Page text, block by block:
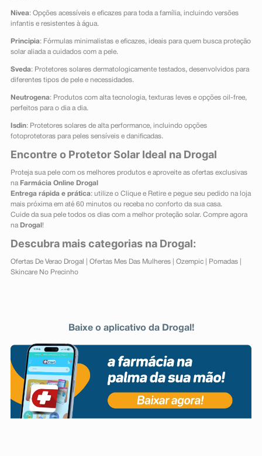
Nivea: Opções acessíveis e eficazes para toda a família, incluindo versões
infantis e resistentes à água.
Principia: Fórmulas minimalistas e eficazes, ideais para quem busca proteção
solar aliada a cuidados com a pele.
Sveda: Protetores solares dermatologicamente testados, desenvolvidos para
diferentes tipos de pele e necessidades.
Neutrogena: Produtos com alta tecnologia, texturas leves e opções oil-free,
perfeitos para o dia a dia.
Isdin: Protetores solares de alta performance, incluindo opções
fotoprotetoras para peles sensíveis e danificadas.
Encontre o Protetor Solar Ideal na Drogal
Proteja sua pele com os melhores produtos e aproveite as ofertas exclusivas
na Farmácia Online Drogal
Entrega rápida e prática: utilize o Clique e Retire e pegue seu pedido na loja
mais próxima em até 60 minutos ou receba no conforto da sua casa.
Cuide da sua pele todos os dias com a melhor proteção solar. Compre agora
na Drogal !
Descubra mais categorias na Drogal:
Ofertas De Verao Drogal Ofertas Mes Das Mulheres| Ozempic| Pomadas|
Skincare No Precinho
Baixe o aplicativo da Drogal!